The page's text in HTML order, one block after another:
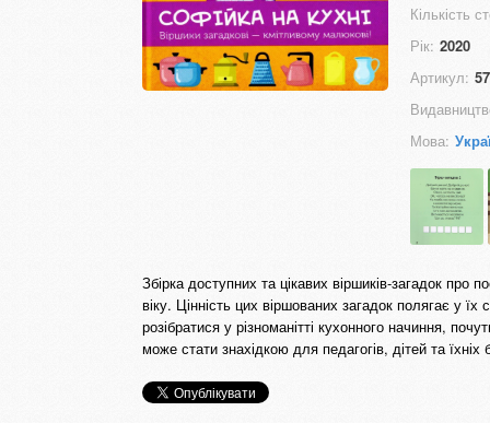
Кількість
Рік: 2020
Артикул:
Мова:
Збірка доступних та цікавих віршиків-загадок про
віку. Цінність цих віршованих загадок полягає у
розібратися у різноманітті кухонного начиння,
може стати знахідкою для педагогів, дітей та